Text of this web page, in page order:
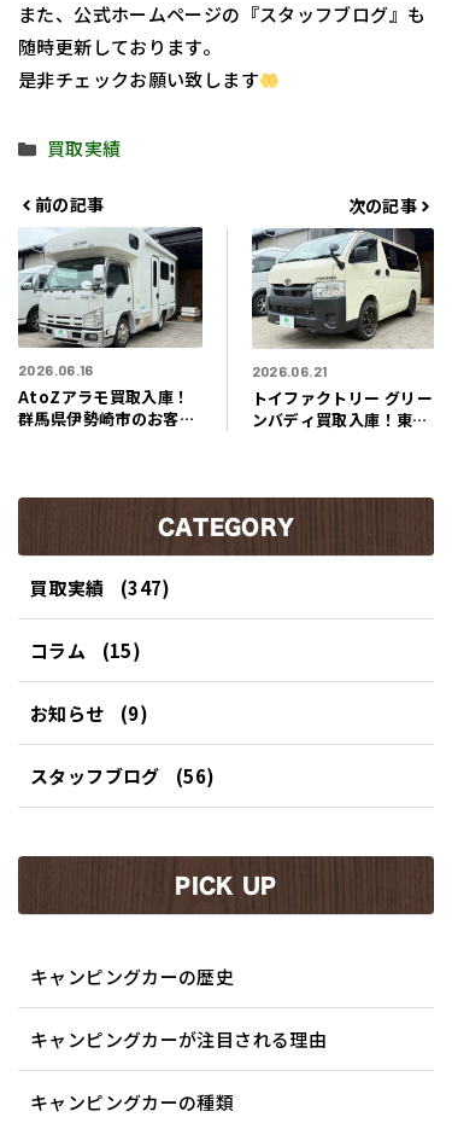
また、公式ホームページの『スタッフブログ』も
随時更新しております。
是非チェックお願い致します
カ
ゴ
リ
ー
買取実績
前の記事
2026.06.16
AtoZアラモ買取入庫！
群馬県伊勢崎市のお客様
せて頂きました！！
次の記事
2026.06.21
トイファクトリー グリー
ンバディ買取入庫！東京
CATEGORY
買取実績 (347)
コラム (15)
お知らせ (9)
スタッフブログ (56)
PICK UP
キャンピングカーの歴史
キャンピングカーが注目される理由
キャンピングカーの種類